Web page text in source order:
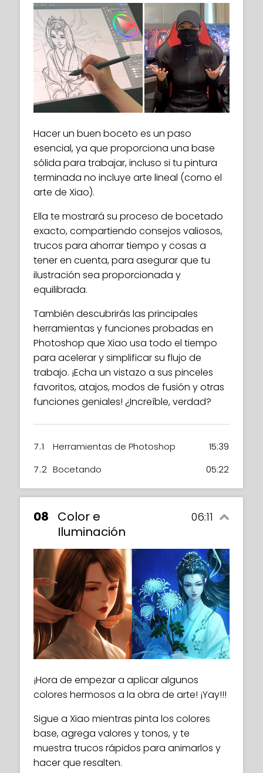
Hacer un buen boceto es un paso
esencial, ya que proporciona una base
sólida para trabajar, incluso si tu pintura
terminada no incluye arte lineal (como el
arte de Xiao).
Ella te mostrará su proceso de bocetado
exacto, compartiendo consejos valiosos,
trucos para ahorrar tiempo y cosas a
tener en cuenta, para asegurar que tu
ilustración sea proporcionada y
equilibrada.
También descubrirás las principales
herramientas y funciones probadas en
Photoshop que Xiao usa todo el tiempo
para acelerar y simplificar su flujo de
trabajo. ¡Echa un vistazo a sus pinceles
favoritos, atajos, modos de fusión y otras
funciones geniales! ¿Increíble, verdad?
7.1 Herramientas de Photoshop
15:39
7.2 Bocetando 05:22
08
Color e
Iluminación
06:11
¡Hora de empezar a aplicar algunos
colores hermosos a la obra de arte! ¡Yay!!!
Sigue a Xiao mientras pinta los colores
base, agrega valores y tonos, y te
muestra trucos rápidos para animarlos y
hacer que resalten.